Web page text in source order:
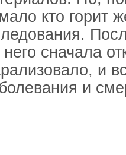
кто горит
сначала
и
и